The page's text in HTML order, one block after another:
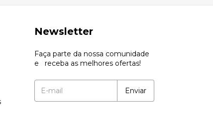
Newsletter
Faça parte da nossa comunidade
e receba as melhores ofertas!